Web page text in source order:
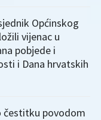
Općinskog
vijenac u
pobjede i
i Dana hrvatskih
čestitku povodom